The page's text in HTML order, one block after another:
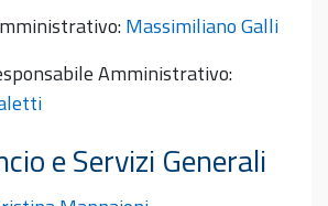
Massimiliano Galli
Amministrativo:
e Servizi Generali